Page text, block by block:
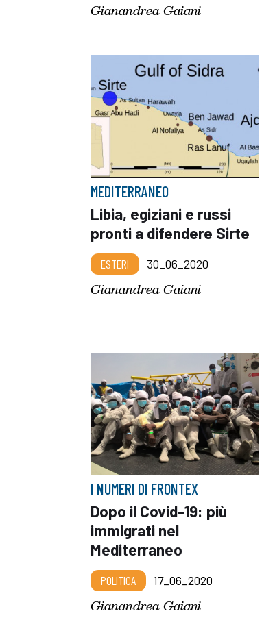
Gianandrea Gaiani
MEDITERRANEO
Libia, egiziani e russi
pronti a difendere Sirte
ESTERI 30_06_2020
Gianandrea Gaiani
I NUMERI DI FRONTEX
Dopo il Covid-19: più
immigrati nel
Mediterraneo
POLITICA 17_06_2020
Gianandrea Gaiani